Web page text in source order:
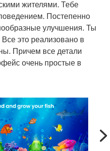
жителями. Тебе
Постепенно
улучшения. Ты
это реализовано в
Причем все детали
очень простые в
Next